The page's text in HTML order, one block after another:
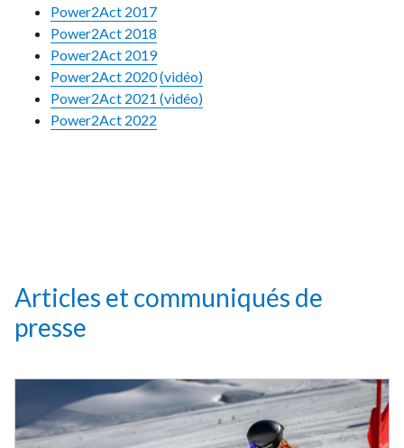
Power2Act 2017
Power2Act 2018
Power2Act 2019
Power2Act 2020(vidéo)
Power2Act 2021 (vidéo)
Power2Act 2022
Articles et communiqués de
presse